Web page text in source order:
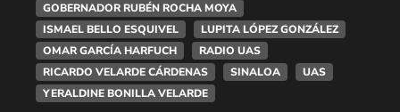
GOBERNADOR RUBÉN ROCHA MOYA
ISMAEL BELLO ESQUIVEL
LUPITA LÓPEZ GONZÁLEZ
OMAR GARCÍA HARFUCH
RADIO UAS
RICARDO VELARDE CÁRDENAS
SINALOA
UAS
YERALDINE BONILLA VELARDE